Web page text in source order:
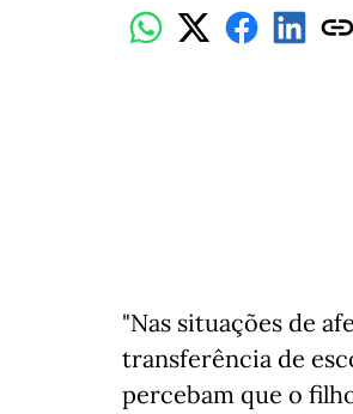
"Nas situações de
transferência de
percebam que o